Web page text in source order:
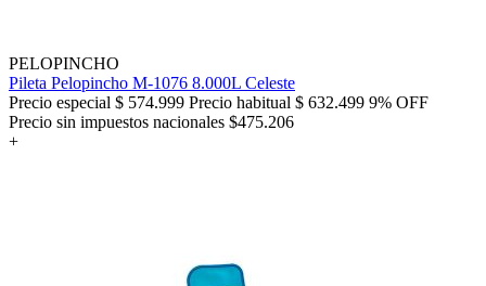
PELOPINCHO
Pileta Pelopincho M-1076 8.000L Celeste
Precio especial $ 574.999 Precio habitual $ 632.499 9% OFF
Precio sin impuestos nacionales $475.206
+